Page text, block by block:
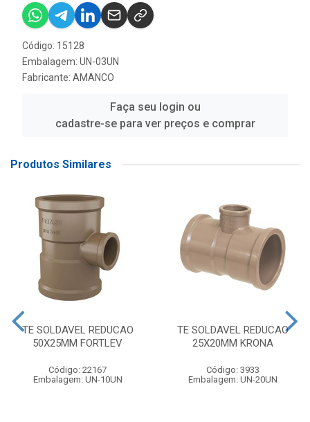
Código: 15128
Embalagem: UN-03UN
Fabricante: AMANCO
Faça seu login ou
cadastre-se para ver preços e comprar
Produtos Similares
TE SOLDAVEL REDUCAO
50X25MM FORTLEV
Código: 22167
Embalagem: UN-10UN
TE SOLDAVEL REDUCAO
25X20MM KRONA
Código: 3933
Embalagem: UN-20UN